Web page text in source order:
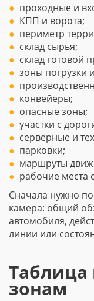
проходные и
КПП и ворота;
периметр
склад сырья;
склад готовой
зоны погрузки
конвейеры;
опасные зоны;
участки с
серверные и
парковки;
маршруты
рабочие места
Сначала нужно
камера: общий
автомобиля,
линии или
зонам